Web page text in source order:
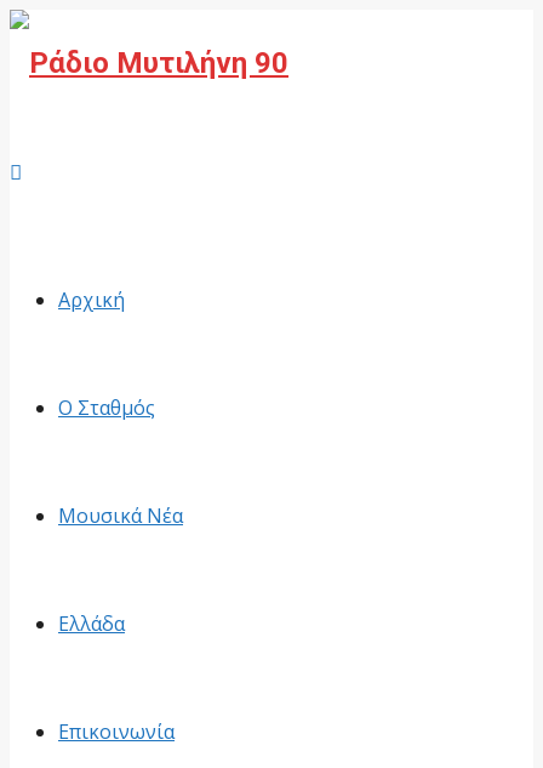
Αρχική
Ο Σταθμός
Μουσικά Νέα
Ελλάδα
Επικοινωνία